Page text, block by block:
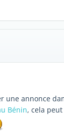
une annonce
Bénin, cela